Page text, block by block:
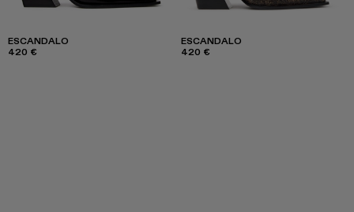
ESCANDALO
420 €
ESCANDALO
420 €